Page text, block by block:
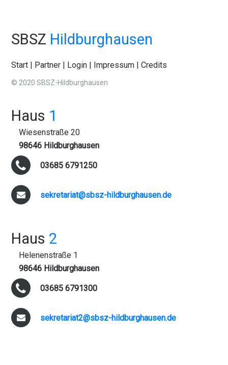
SBSZ Hildburghausen
Start Partner Login Impressum |Credits
© 2020 SBSZ-Hildburghausen
Haus 1
Wiesenstraße 20
98646 Hildburghausen
03685 6791250
sekretariat@sbsz-hildburghausen.de
Haus 2
Helenenstraße 1
98646 Hildburghausen
03685 6791300
sekretariat2@sbsz-hildburghausen.de